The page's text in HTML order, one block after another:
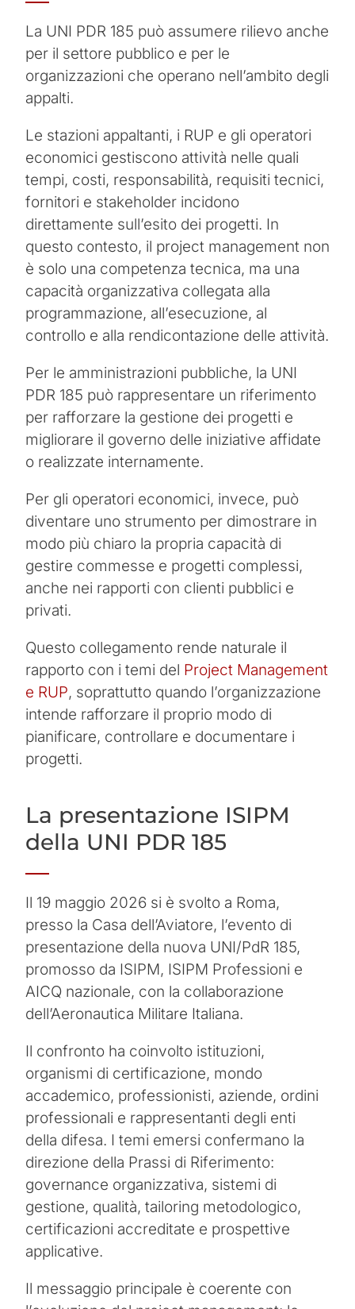
La UNI PDR 185 può assumere rilievo anche
per il settore pubblico e per le
organizzazioni che operano nell’ambito degli
appalti.
Le stazioni appaltanti, i RUP e gli operatori
economici gestiscono attività nelle quali
tempi, costi, responsabilità, requisiti tecnici,
fornitori e stakeholder incidono
direttamente sull’esito dei progetti. In
questo contesto, il project management non
è solo una competenza tecnica, ma una
capacità organizzativa collegata alla
programmazione, all’esecuzione, al
controllo e alla rendicontazione delle attività.
Per le amministrazioni pubbliche, la UNI
PDR 185 può rappresentare un riferimento
per rafforzare la gestione dei progetti e
migliorare il governo delle iniziative affidate
o realizzate internamente.
Per gli operatori economici, invece, può
diventare uno strumento per dimostrare in
modo più chiaro la propria capacità di
gestire commesse e progetti complessi,
anche nei rapporti con clienti pubblici e
privati.
Questo collegamento rende naturale il
rapporto con i temi del Project Management
e RUP, soprattutto quando l’organizzazione
intende rafforzare il proprio modo di
pianificare, controllare e documentare i
progetti.
La presentazione ISIPM
della UNI PDR 185
Il 19 maggio 2026 si è svolto a Roma,
presso la Casa dell’Aviatore, l’evento di
presentazione della nuova UNI/PdR 185,
promosso da ISIPM, ISIPM Professioni e
AICQ nazionale, con la collaborazione
dell’Aeronautica Militare Italiana.
Il confronto ha coinvolto istituzioni,
organismi di certificazione, mondo
accademico, professionisti, aziende, ordini
professionali e rappresentanti degli enti
della difesa. I temi emersi confermano la
direzione della Prassi di Riferimento:
governance organizzativa, sistemi di
gestione, qualità, tailoring metodologico,
certificazioni accreditate e prospettive
applicative.
Il messaggio principale è coerente con